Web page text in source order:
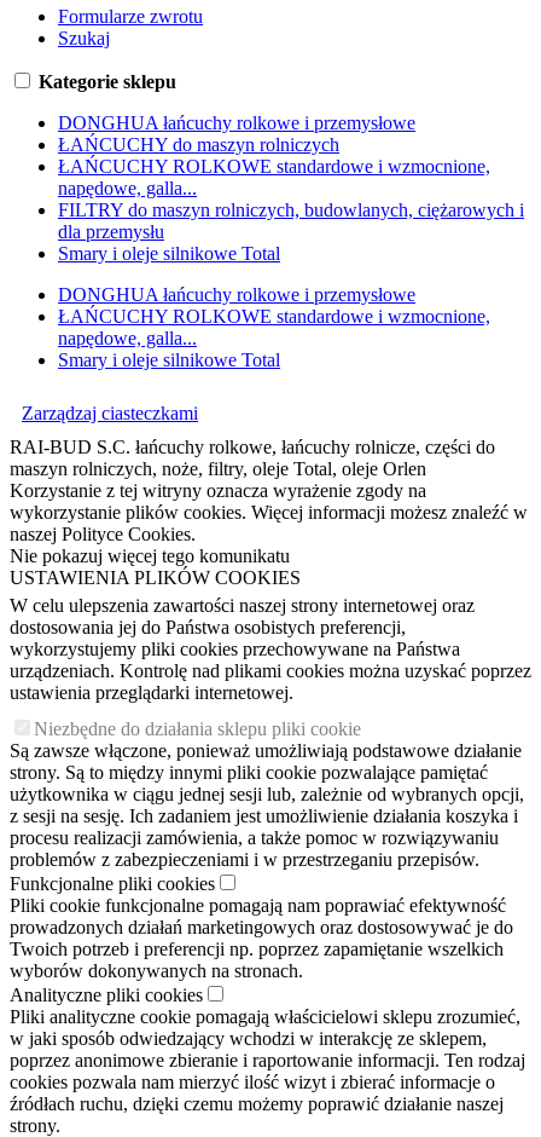
Formularze zwrotu
Szukaj
Kategorie sklepu
DONGHUA łańcuchy rolkowe i przemysłowe
ŁAŃCUCHY do maszyn rolniczych
ŁAŃCUCHY ROLKOWE standardowe i wzmocnione,
napędowe, galla...
FILTRY do maszyn rolniczych, budowlanych, ciężarowych i
dla przemysłu
Smary i oleje silnikowe Total
DONGHUA łańcuchy rolkowe i przemysłowe
ŁAŃCUCHY ROLKOWE standardowe i wzmocnione,
napędowe, galla...
Smary i oleje silnikowe Total
Zarządzaj ciasteczkami
RAI-BUD S.C. łańcuchy rolkowe, łańcuchy rolnicze, części do
maszyn rolniczych, noże, filtry, oleje Total, oleje Orlen
Korzystanie z tej witryny oznacza wyrażenie zgody na
wykorzystanie plików cookies. Więcej informacji możesz znaleźć w
naszej Polityce Cookies.
Nie pokazuj więcej tego komunikatu
USTAWIENIA PLIKÓW COOKIES
W celu ulepszenia zawartości naszej strony internetowej oraz
dostosowania jej do Państwa osobistych preferencji,
wykorzystujemy pliki cookies przechowywane na Państwa
urządzeniach. Kontrolę nad plikami cookies można uzyskać poprzez
ustawienia przeglądarki internetowej.
Niezbędne do działania sklepu pliki cookie
Są zawsze włączone, ponieważ umożliwiają podstawowe działanie
strony. Są to między innymi pliki cookie pozwalające pamiętać
użytkownika w ciągu jednej sesji lub, zależnie od wybranych opcji,
z sesji na sesję. Ich zadaniem jest umożliwienie działania koszyka i
procesu realizacji zamówienia, a także pomoc w rozwiązywaniu
problemów z zabezpieczeniami i w przestrzeganiu przepisów.
Funkcjonalne pliki cookies
Pliki cookie funkcjonalne pomagają nam poprawiać efektywność
prowadzonych działań marketingowych oraz dostosowywać je do
Twoich potrzeb i preferencji np. poprzez zapamiętanie wszelkich
wyborów dokonywanych na stronach.
Analityczne pliki cookies
Pliki analityczne cookie pomagają właścicielowi sklepu zrozumieć,
w jaki sposób odwiedzający wchodzi w interakcję ze sklepem,
poprzez anonimowe zbieranie i raportowanie informacji. Ten rodzaj
cookies pozwala nam mierzyć ilość wizyt i zbierać informacje o
źródłach ruchu, dzięki czemu możemy poprawić działanie naszej
strony.